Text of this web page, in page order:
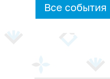
Все события